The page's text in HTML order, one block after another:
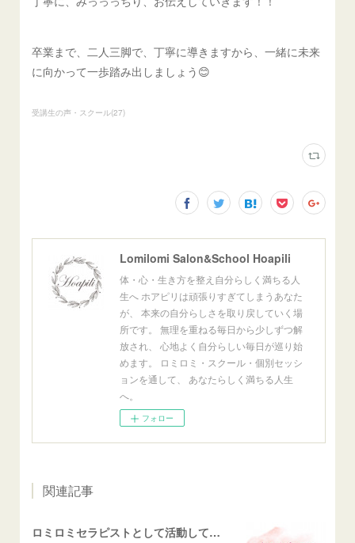
卒業まで、二人三脚で、丁寧に導きますから、一緒に未来
に向かって一歩踏み出しましょう😊
受講生の声・スクール(27)
Lomilomi Salon&School Hoapili
体・心・生き方を整え自分らしく満ちる人
生へ ホアピリは頑張りすぎてしまうあなた
が、 本来の自分らしさを取り戻していく場
所です。 無理を重ねる毎日から少しずつ解
放され、 心地よく自分らしい毎日が巡り始
めます。 ロミロミ・スクール・個別セッシ
ョンを通して、 あなたらしく満ちる人生
へ。
フォロー
関連記事
ロミロミセラピストとして活動して幸せを感じること